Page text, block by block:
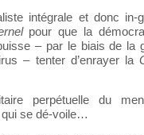
intégrale et donc in-
pour que la
– par le biais de la
– tenter d’enrayer la
perpétuelle du
qui se dé-voile…